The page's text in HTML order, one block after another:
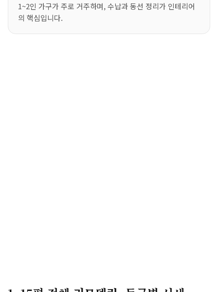
1~2인 가구가 주로 거주하며, 수납과 동선 정리가 인테리어
의 핵심입니다.